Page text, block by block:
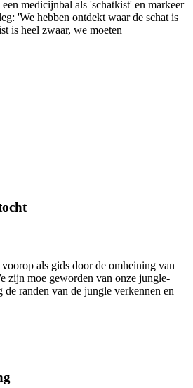
medicijnbal als 'schatkist' en markeer
'We hebben ontdekt waar de schat is
is heel zwaar, we moeten
als gids door de omheining van
zijn moe geworden van onze jungle-
randen van de jungle verkennen en